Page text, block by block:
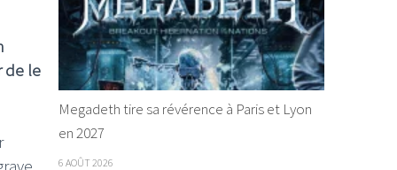
de le
Megadeth tire sa révérence à Paris et Lyon
en 2027
6 AOÛT 2026